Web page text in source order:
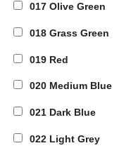
017 Olive Green
018 Grass Green
019 Red
020 Medium Blue
021 Dark Blue
022 Light Grey